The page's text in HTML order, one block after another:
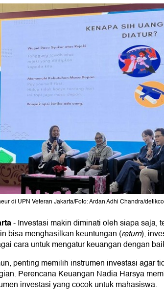
di UPN Veteran Jakarta/Foto: Ardan Adhi Chandra/
-Investasi makin diminati oleh siapa saja,
bisa menghasilkan keuntungan (return),
cara untuk mengatur keuangan dengan
penting memilih instrumen investasi agar
Perencana Keuangan Nadia Harsya
investasi yang cocok untuk mahasiswa.